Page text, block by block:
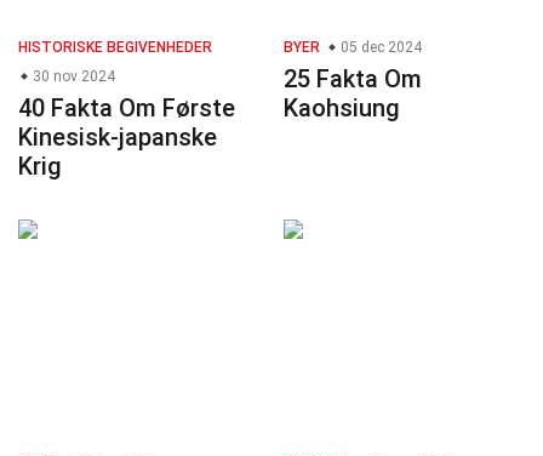
HISTORISKE BEGIVENHEDER
30 nov 2024
40 Fakta Om Første
Kinesisk-japanske
Krig
BYER 05 dec 2024
25 Fakta Om
Kaohsiung